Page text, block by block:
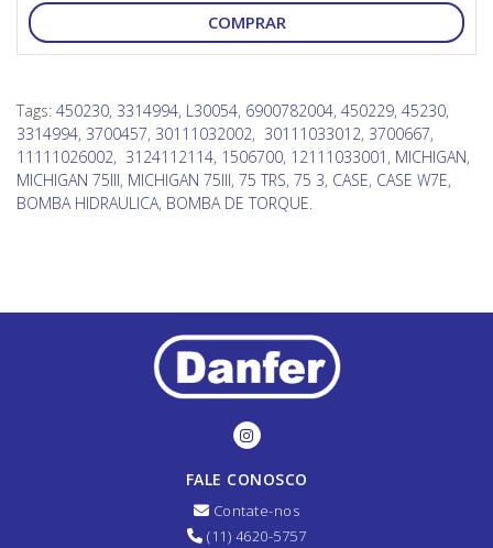
COMPRAR
Tags: 450230, 3314994, L30054, 6900782004, 450229, 45230,
3314994, 3700457, 30111032002, 30111033012, 3700667,
11111026002, 3124112114, 1506700, 12111033001 , MICHIGAN,
MICHIGAN 75III, MICHIGAN 75lll, 75 TRS, 75 3, CASE, CASE W7E,
BOMBA HIDRAULICA, BOMBA DE TORQUE.
FALE CONOSCO
Contate-nos
(11) 4620-5757